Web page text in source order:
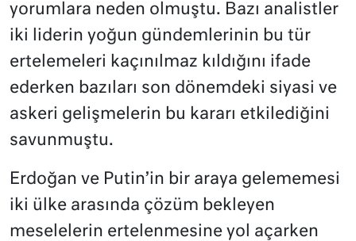
yorumlara neden olmuştu. Bazı analistler
iki liderin yoğun gündemlerinin bu tür
ertelemeleri kaçınılmaz kıldığını ifade
ederken bazıları son dönemdeki siyasi ve
askeri gelişmelerin bu kararı etkilediğini
savunmuştu.
Erdoğan ve Putin’in bir araya gelememesi
iki ülke arasında çözüm bekleyen
meselelerin ertelenmesine yol açarken